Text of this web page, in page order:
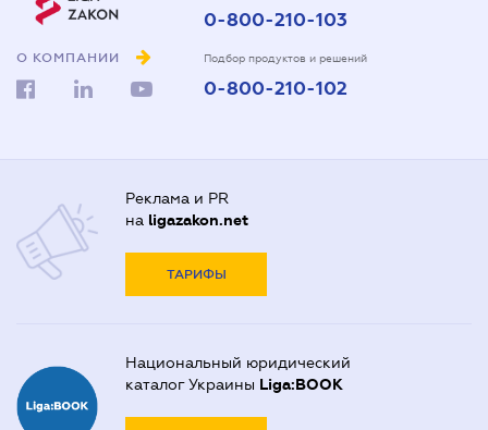
О КОМПАНИИ
0-800-210-103
Подбор продуктов и решений
0-800-210-102
Реклама и PR
на ligazakon.net
ТАРИФЫ
Национальный юридический
каталог Украины Liga:BOOK